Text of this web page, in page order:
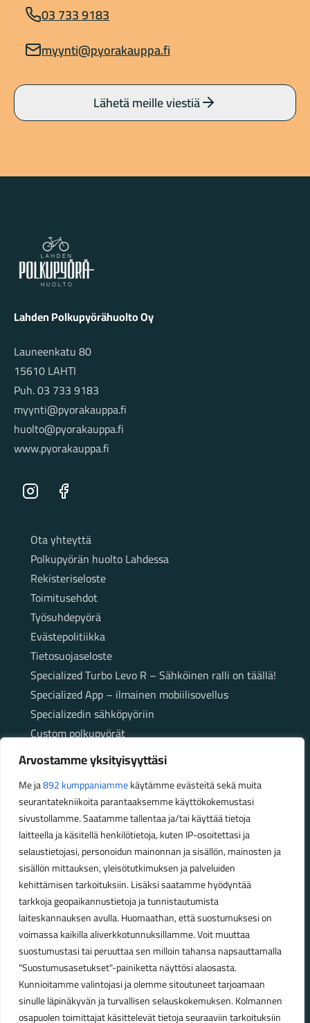
Arvostamme yksityisyyttäsi
Me ja892 kumppaniammekäytämme evästeitä sekä muita
seurantatekniikoita parantaaksemme käyttökokemustasi
sivustollamme. Saatamme tallentaa ja/tai käyttää tietoja
laitteella ja käsitellä henkilötietoja, kuten IP-osoitettasi ja
selaustietojasi, personoidun mainonnan ja sisällön, mainosten ja
sisällön mittauksen, yleisötutkimuksen ja palveluiden
kehittämisen tarkoituksiin. Lisäksi saatamme hyödyntää
tarkkoja geopaikannustietoja ja tunnistautumista
laiteskannauksen avulla. Huomaathan, että suostumuksesi on
voimassa kaikilla aliverkkotunnuksillamme. Voit muuttaa
suostumustasi tai peruuttaa sen milloin tahansa napsauttamalla
"Suostumusasetukset"-painiketta näyttösi alaosasta.
Kunnioitamme valintojasi ja olemme sitoutuneet tarjoamaan
sinulle läpinäkyvän ja turvallisen selauskokemuksen. Kolmannen
osapuolen toimittajat käsittelevät tietoja seuraaviin tarkoituksiin
03 733 9183
myynti@pyorakauppa.fi
Lähetä meille viestiä
Lahden Polkupyörähuolto - etusivulle
Lahden Polkupyörähuolto Oy
Launeenkatu 80
15610 LAHTI
Puh. 03 733 9183
myynti@pyorakauppa.fi
huolto@pyorakauppa.fi
www.pyorakauppa.fi
Instagram Facebook
SivutOta yhteyttä
Polkupyörän huolto Lahdessa
Rekisteriseloste
Toimitusehdot
Työsuhdepyörä
Evästepolitiikka
Tietosuojaseloste
Specialized Turbo Levo R – Sähköinen ralli on täällä!
Specialized App – ilmainen mobiilisovellus
Specializedin sähköpyöriin
Custom polkupyörät
Fatbikellä helppoa ja huoletonta etenemistä
maastossa
Aukioloajat
Talvikauden aukioloajat (1.10.2025 – 28.2.2026)
Ma-Pe 10-18
La 10-14
Kesäkauden aukioloajat (1.3.2026 – 30.9.2026)
Ma-Pe 10-18
La 9-15
Poikkeavat aukioloajat:
Pyhäinpäivä lauantai 31.10. – suljettu